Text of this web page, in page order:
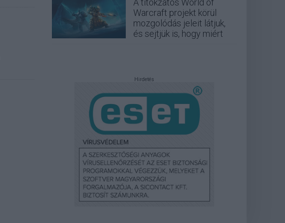
Warcraft projekt körül
mozgolódás jeleit látjuk,
és sejtjük is, hogy miért
Hirdetés